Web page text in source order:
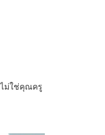
ไม่ใช่คุณครู